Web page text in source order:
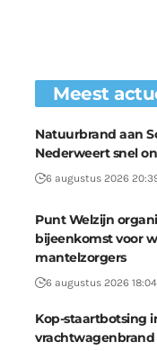
Meest
Natuurbrand aan
Nederweert snel
6 augustus 2026
Punt Welzijn
bijeenkomst voor
mantelzorgers
6 augustus 2026 18:04
Kop-staartbotsing
vrachtwagenbrand